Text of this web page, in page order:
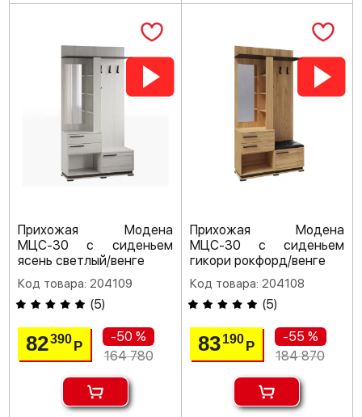
Прихожая Модена
МЦС-30 с сиденьем
ясень светлый/венге
Код товара: 204109
(5)
82390Р
-50 %
164 780
Прихожая Модена
МЦС-30 с сиденьем
гикори рокфорд/венге
Код товара: 204108
(5)
83 190 Р
-55 %
184 870